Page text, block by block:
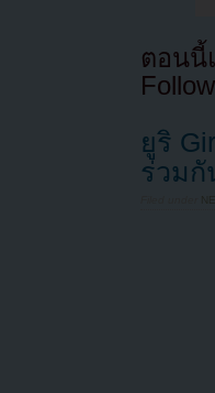
ตอนนี้
ยูริ
ร่วมกั